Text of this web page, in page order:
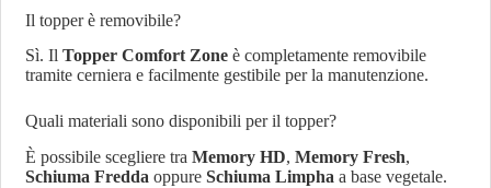
Il topper è removibile?
Sì. IlTopper Comfort Zone è completamente removibile
tramite cerniera e facilmente gestibile per la manutenzione.
Quali materiali sono disponibili per il topper?
È possibile scegliere traMemory HD,Memory Fresh,
Schiuma Fredda oppureSchiuma Limpha a base vegetale.